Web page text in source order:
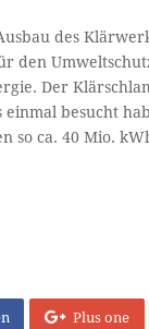
des
den
Der
besucht
so ca. 40 Mio.
Plus one